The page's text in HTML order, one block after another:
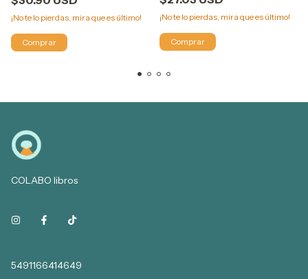
¡No te lo pierdas, mira que es último! ¡No te lo pierdas, mira que es último!
COLABO libros
5491166414649